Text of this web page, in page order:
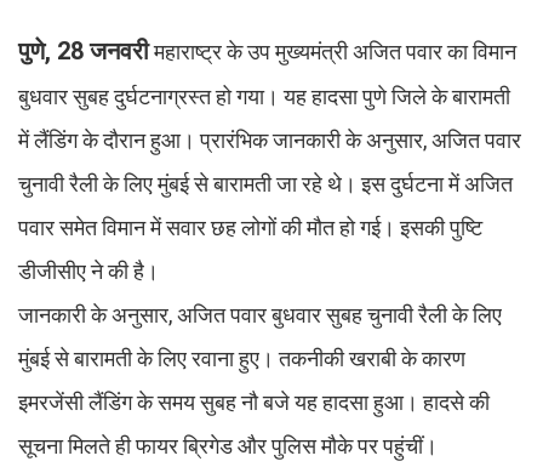
पुणे, 28 जनवरीमहाराष्ट्र के उप मुख्यमंत्री अजित पवार का विमान
बुधवार सुबह दुर्घटनाग्रस्त हो गया। यह हादसा पुणे जिले के बारामती
में लैंडिंग के दौरान हुआ। प्रारंभिक जानकारी के अनुसार, अजित पवार
चुनावी रैली के लिए मुंबई से बारामती जा रहे थे। इस दुर्घटना में अजित
पवार समेत विमान में सवार छह लोगों की मौत हो गई। इसकी पुष्टि
डीजीसीए ने की है।
जानकारी के अनुसार, अजित पवार बुधवार सुबह चुनावी रैली के लिए
मुंबई से बारामती के लिए रवाना हुए। तकनीकी खराबी के कारण
इमरजेंसी लैंडिंग के समय सुबह नौ बजे यह हादसा हुआ। हादसे की
सूचना मिलते ही फायर ब्रिगेड और पुलिस मौके पर पहुंचीं।